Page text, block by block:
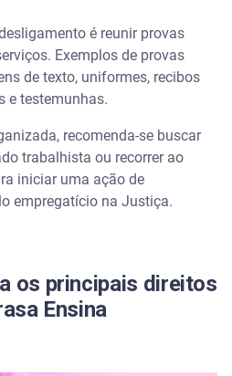
é reunir provas
Exemplos de provas
de texto, uniformes, recibos
e testemunhas.
recomenda-se buscar
trabalhista ou recorrer ao
iniciar uma ação de
empregatício na Justiça.
os principais direitos
Ensina